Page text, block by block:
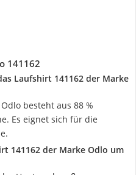
141162
Laufshirt 141162 der Marke
besteht aus 88 %
Es eignet sich für die
141162 der Marke Odlo um